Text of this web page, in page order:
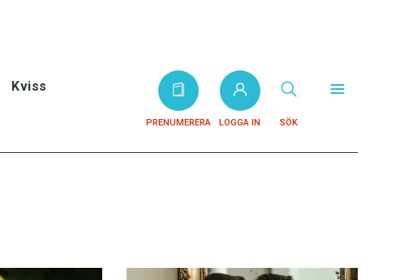
Kviss
PRENUMERERA LOGGA IN SÖK